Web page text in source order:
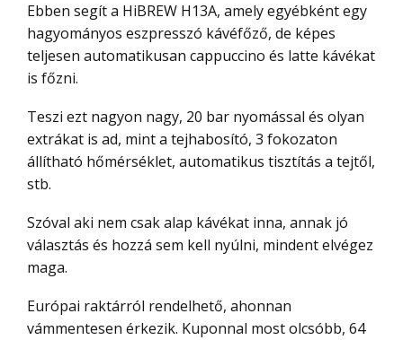
Ebben segít a HiBREW H13A, amely egyébként egy
hagyományos eszpresszó kávéfőző, de képes
teljesen automatikusan cappuccino és latte kávékat
is főzni.
Teszi ezt nagyon nagy, 20 bar nyomással és olyan
extrákat is ad, mint a tejhabosító, 3 fokozaton
állítható hőmérséklet, automatikus tisztítás a tejtől,
stb.
Szóval aki nem csak alap kávékat inna, annak jó
választás és hozzá sem kell nyúlni, mindent elvégez
maga.
Európai raktárról rendelhető, ahonnan
vámmentesen érkezik. Kuponnal most olcsóbb, 64